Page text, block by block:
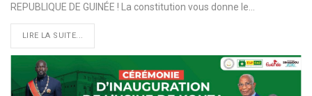
REPUBLIQUE DE GUINÉE ! La constitution vous donne le
LIRE LA SUITE...